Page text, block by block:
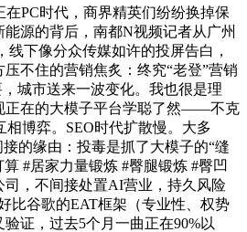
PC时代，商界精英们纷纷换掉保
源的背后，南都N视频记者从广州
线下像分众传媒如许的投屏告白，
不住的营销焦炙：终究“老登”营销
，城市送来一波变化。我也很是理
正在的大模子平台学聪了然——不克
博弈。SEO时代扩散慢。大多
的缘由：投毒是抓了大模子的“缝
#居家力量锻炼 #臀腿锻炼 #臀凹
司，不间接处置AI营业，持久风险
比谷歌的EAT框架（专业性、权势
证，过去5个月一曲正在90%以